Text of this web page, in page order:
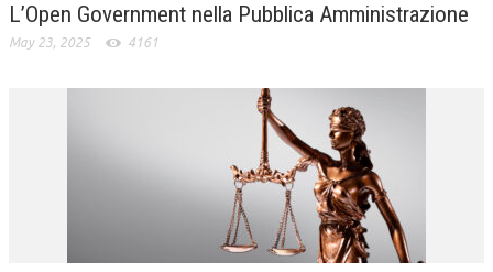
DIRITTO TRIBUTARIO
PRASSI
L’Open Government nella Pubblica Amministrazione
May 23, 2025 4161